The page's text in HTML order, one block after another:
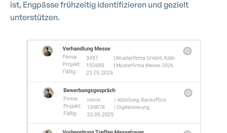
ist, Engpässe frühzeitig identifizieren und gezielt
unterstützen.